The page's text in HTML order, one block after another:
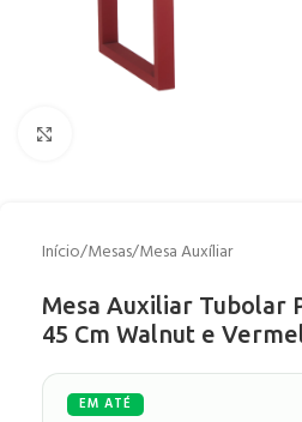
Início/Mesas/Mesa Auxíliar
Mesa Auxiliar Tubolar
45 Cm Walnut e